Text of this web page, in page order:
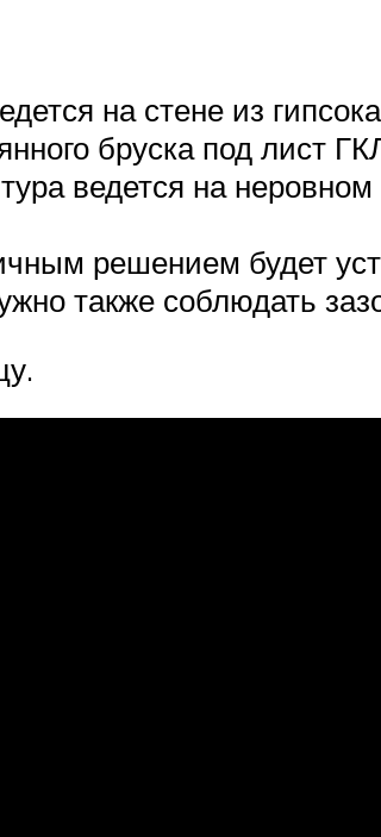
на стене из
бруска под лист
ведется на
решением будет
также соблюдать